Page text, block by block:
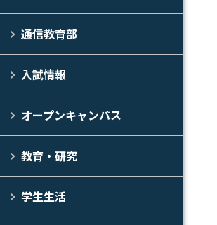
通信教育部
入試情報
オープンキャンパス
教育・研究
学生生活